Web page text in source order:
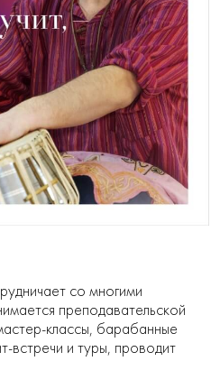
со многими
преподавательской
классы, барабанные
встречи и туры, проводит